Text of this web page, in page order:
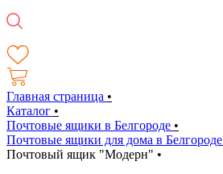
Главная страница •
Каталог •
Почтовые ящики в Белгороде •
Почтовые ящики для дома в Белгороде
Почтовый ящик "Модерн" •